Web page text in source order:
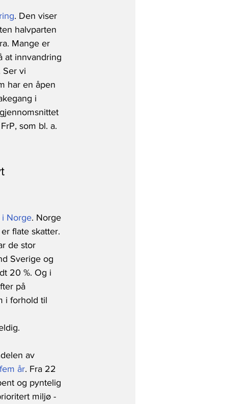
. Den viser
halvparten
Mange er
at innvandring
Ser vi
har en åpen
i
som bl. a.
Norge. Norge
flate skatter.
de stor
Sverige og
20 %. Og i
på
i forhold til
av
år. Fra 22
og pyntelig
miljø -